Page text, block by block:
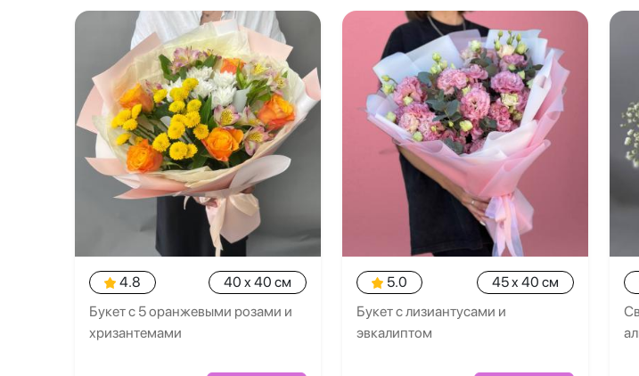
4.8
40 x 40 см
Букет с 5 оранжевыми розами и
хризантемами
5.0
45 x 40 см
Букет с лизиантусами и
эвкалиптом